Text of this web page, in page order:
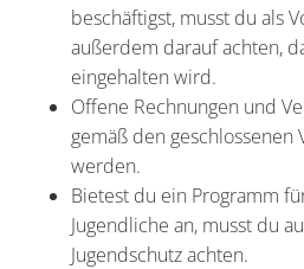
beschäftigst, musst du als
außerdem darauf achten,
eingehalten wird.
Offene Rechnungen und
gemäß den geschlossenen
werden.
Bietest du ein Programm
Jugendliche an, musst du
Jugendschutz achten.